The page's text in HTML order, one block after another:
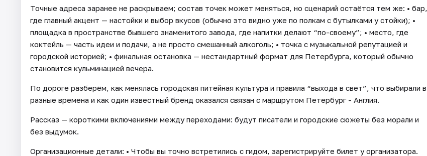
Точные адреса заранее не раскрываем; состав точек может меняться, но сценарий остаётся тем же: • бар,
где главный акцент — настойки и выбор вкусов (обычно это видно уже по полкам с бутылками у стойки); •
площадка в пространстве бывшего знаменитого завода, где напитки делают “по-своему”; • место, где
коктейль — часть идеи и подачи, а не просто смешанный алкоголь; • точка с музыкальной репутацией и
городской историей; • финальная остановка — нестандартный формат для Петербурга, который обычно
становится кульминацией вечера.
По дороге разберём, как менялась городская питейная культура и правила “выхода в свет”, что выбирали в
разные времена и как один известный бренд оказался связан с маршрутом Петербург - Англия.
Рассказ — короткими включениями между переходами: будут писатели и городские сюжеты без морали и
без выдумок.
Организационные детали: • Чтобы вы точно встретились с гидом, зарегистрируйте билет у организатора.